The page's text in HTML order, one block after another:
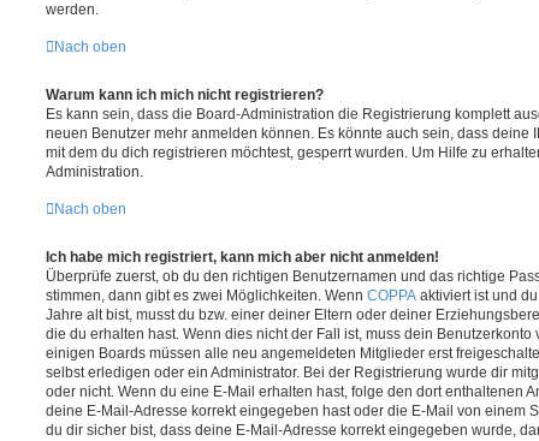
werden.
Nach oben
Warum kann ich mich nicht registrieren?
Es kann sein, dass die Board-Administration die Registrierung komplett
neuen Benutzer mehr anmelden können. Es könnte auch sein, dass deine
mit dem du dich registrieren möchtest, gesperrt wurden. Um Hilfe zu
Administration.
Nach oben
Ich habe mich registriert, kann mich aber nicht anmelden!
Überprüfe zuerst, ob du den richtigen Benutzernamen und das richtige
stimmen, dann gibt es zwei Möglichkeiten. Wenn COPPA aktiviert ist und
Jahre alt bist, musst du bzw. einer deiner Eltern oder deiner
die du erhalten hast. Wenn dies nicht der Fall ist, muss dein
einigen Boards müssen alle neu angemeldeten Mitglieder erst
selbst erledigen oder ein Administrator. Bei der Registrierung wurde dir
oder nicht. Wenn du eine E-Mail erhalten hast, folge den dort enthaltenen
deine E-Mail-Adresse korrekt eingegeben hast oder die E-Mail von einem
du dir sicher bist, dass deine E-Mail-Adresse korrekt eingegeben wurde,